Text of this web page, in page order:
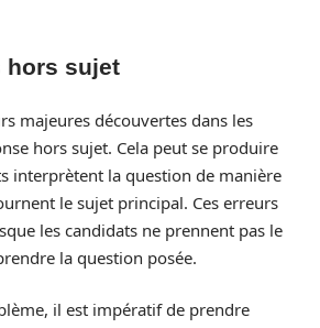
hors sujet
majeures découvertes dans les
hors sujet. Cela peut se produire
interprètent la question de manière
le sujet principal. Ces erreurs
les candidats ne prennent pas le
la question posée.
il est impératif de prendre